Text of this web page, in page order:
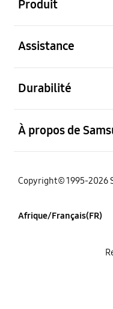
Produit
Assistance
Durabilité
À propos de
Copyright© 1995-2026
Afrique/Français(FR)